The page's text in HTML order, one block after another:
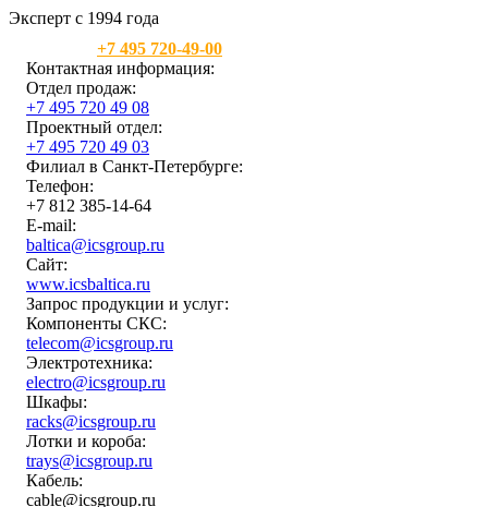
Эксперт с 1994 года
+7 495 720-49-00
Контактная информация:
Отдел продаж:
+7 495 720 49 08
Проектный отдел:
+7 495 720 49 03
Филиал в Санкт-Петербурге:
Телефон:
+7 812 385-14-64
E-mail:
baltica@icsgroup.ru
Сайт:
www.icsbaltica.ru
Запрос продукции и услуг:
Компоненты СКС:
telecom@icsgroup.ru
Электротехника:
electro@icsgroup.ru
Шкафы:
racks@icsgroup.ru
Лотки и короба:
trays@icsgroup.ru
Кабель:
cable@icsgroup.ru